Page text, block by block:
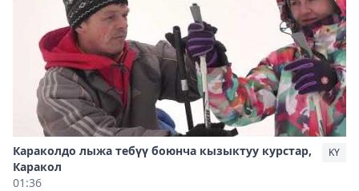
Караколдо лыжа тебүү боюнча кызыктуу курстар,
Каракол
01:36
KY